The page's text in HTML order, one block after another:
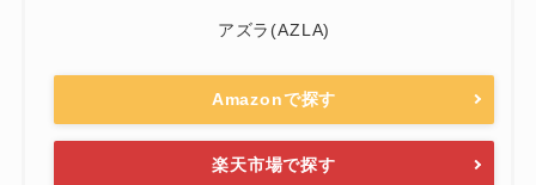
アズラ(AZLA)
Amazonで探す
楽天市場で探す